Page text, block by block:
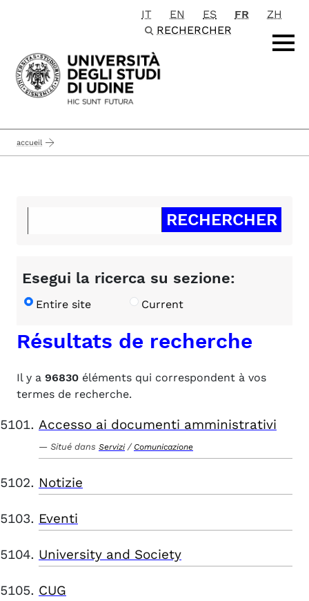
Passa al contenuto principale
IT EN ES FR
ZH
RECHERCHER
accueil
Esegui la ricerca su sezione:
Entire site Current
Résultats de recherche
Il y a 96830 éléments qui correspondent à vos
termes de recherche.
Accesso ai documenti amministrativi
Situé dans Servizi / Comunicazione
Notizie
Eventi
University and Society
CUG